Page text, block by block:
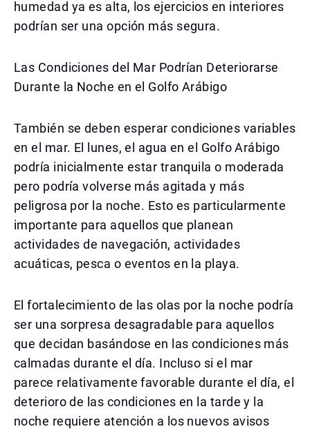
humedad ya es alta, los ejercicios en interiores
podrían ser una opción más segura.
Las Condiciones del Mar Podrían Deteriorarse
Durante la Noche en el Golfo Arábigo
También se deben esperar condiciones variables
en el mar. El lunes, el agua en el Golfo Arábigo
podría inicialmente estar tranquila o moderada
pero podría volverse más agitada y más
peligrosa por la noche. Esto es particularmente
importante para aquellos que planean
actividades de navegación, actividades
acuáticas, pesca o eventos en la playa.
El fortalecimiento de las olas por la noche podría
ser una sorpresa desagradable para aquellos
que decidan basándose en las condiciones más
calmadas durante el día. Incluso si el mar
parece relativamente favorable durante el día, el
deterioro de las condiciones en la tarde y la
noche requiere atención a los nuevos avisos